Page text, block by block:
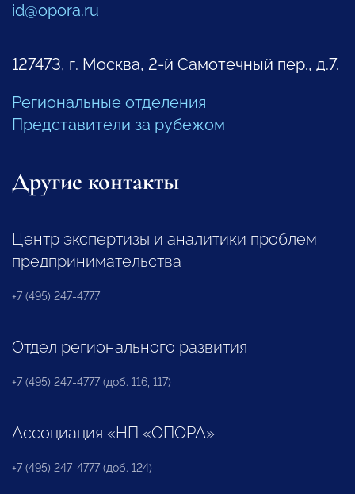
id@opora.ru
127473, г. Москва, 2-й Самотечный пер., д.7.
Региональные отделения
Представители за рубежом
Другие контакты
Центр экспертизы и аналитики проблем
предпринимательства
+7 (495) 247-4777
Отдел регионального развития
+7 (495) 247-4777 (доб. 116, 117)
Ассоциация «НП «ОПОРА»
+7 (495) 247-4777 (доб. 124)